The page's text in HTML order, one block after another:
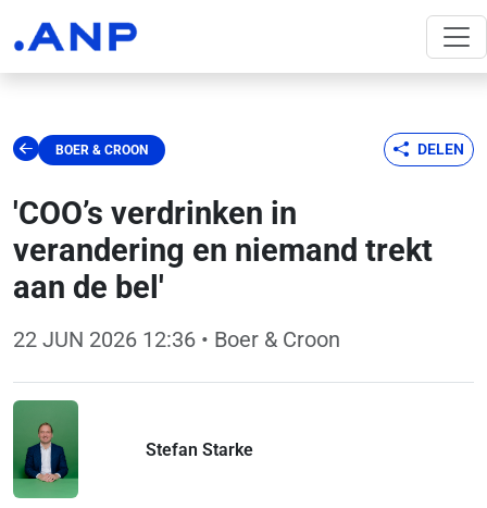
BOER & CROON DELEN
'COO’s verdrinken in
verandering en niemand trekt
aan de bel'
22 JUN 2026 12:36 • Boer & Croon
Stefan Starke